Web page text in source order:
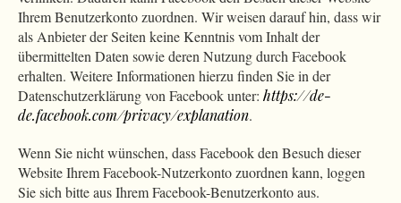
Ihrem Benutzerkonto zuordnen. Wir weisen darauf hin, dass wir
als Anbieter der Seiten keine Kenntnis vom Inhalt der
übermittelten Daten sowie deren Nutzung durch Facebook
erhalten. Weitere Informationen hierzu finden Sie in der
Datenschutzerklärung von Facebook unter: https://de-
de.facebook.com/privacy/explanation.
Wenn Sie nicht wünschen, dass Facebook den Besuch dieser
Website Ihrem Facebook-Nutzerkonto zuordnen kann, loggen
Sie sich bitte aus Ihrem Facebook-Benutzerkonto aus.